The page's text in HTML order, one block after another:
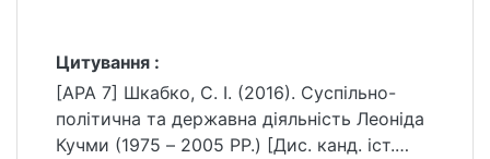
Цитування :
[APA 7] Шкабко, С. І. (2016). Суспільно-
політична та державна діяльність Леоніда
Кучми (1975 – 2005 РР.) [Дис. канд. іст.